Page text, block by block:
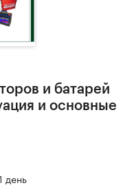
и батарей
и основные
день